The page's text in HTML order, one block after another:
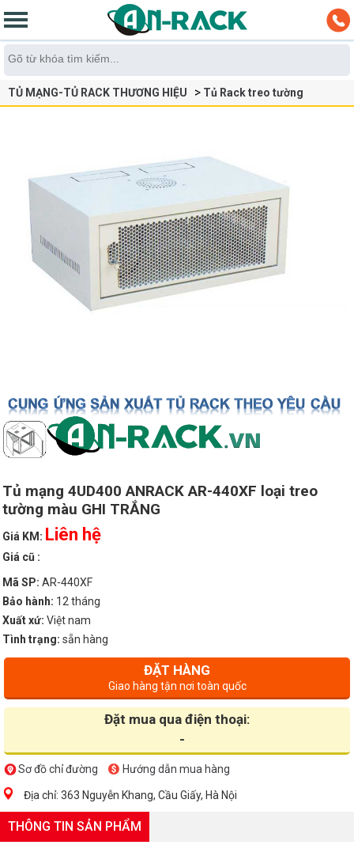
TỦ MẠNG-TỦ RACK THƯƠNG HIỆU Tủ Rack treo tường
Tủ mạng 4UD400 ANRACK AR-440XF loại treo
tường màu GHI TRẮNG
Giá KM: Liên hệ
Giá cũ :
Mã SP: AR-440XF
Bảo hành: 12 tháng
Xuất xứ: Việt nam
Tình trạng: sẵn hàng
ĐẶT HÀNG
Giao hàng tận nơi toàn quốc
Đặt mua qua điện thoại:
-
Sơ đồ chỉ đường Hướng dẫn mua hàng
Địa chỉ: 363 Nguyễn Khang, Cầu Giấy, Hà Nội
THÔNG TIN SẢN PHẨM